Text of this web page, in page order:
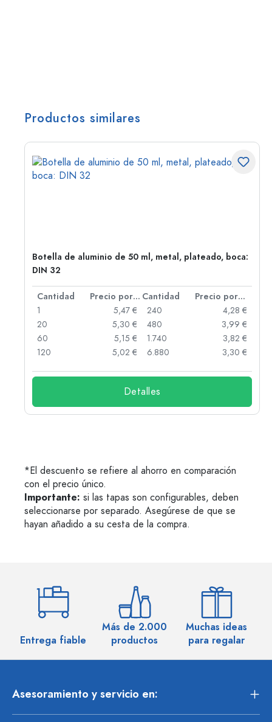
Productos similares
Botella de aluminio de 50 ml, metal, plateado, boca:
DIN 32
Cantidad Precio por unidad Cantidad
Precio por unidad
1
5,47 €
20
5,30 €
60
5,15 €
120
5,02 €
240
4,28 €
480
3,99 €
1.740
3,82 €
6.880
3,30 €
Detalles
*El descuento se refiere al ahorro en comparación
con el precio único.
Importante: si las tapas son configurables, deben
seleccionarse por separado. Asegúrese de que se
hayan añadido a su cesta de la compra.
Entrega fiable
Más de 2.000
productos
Muchas ideas
para regalar
Asesoramiento y servicio en: